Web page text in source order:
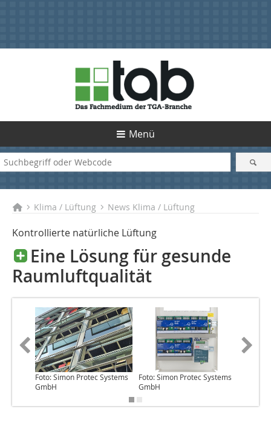
Menü
Klima / Lüftung News Klima / Lüftung
Kontrollierte natürliche Lüftung
Eine Lösung für gesunde
Raumluftqualität
Foto: Simon Protec Systems
GmbH
Foto: Simon Protec Systems
GmbH